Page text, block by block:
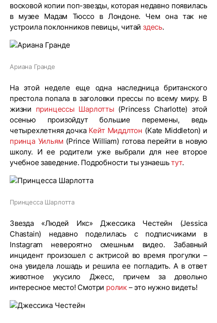
восковой копии поп-звезды, которая недавно появилась
в музее Мадам Тюссо в Лондоне. Чем она так не
устроила поклонников певицы, читай здесь.
Ариана Гранде
На этой неделе еще одна наследница британского
престола попала в заголовки прессы по всему миру. В
жизни принцессы Шарлотты (Princess Charlotte) этой
осенью произойдут большие перемены, ведь
четырехлетняя дочка Кейт Миддлтон (Kate Middleton) и
принца Уильям (Prince William) готова перейти в новую
школу. И ее родители уже выбрали для нее второе
учебное заведение. Подробности ты узнаешьтут.
Принцесса Шарлотта
Звезда «Людей Икс» Джессика Честейн (Jessica
Chastain) недавно поделилась с подписчиками в
Instagram невероятно смешным видео. Забавный
инцидент произошел с актрисой во время прогулки –
она увидела лошадь и решила ее погладить. А в ответ
животное укусило Джесс, причем за довольно
интересное место! Смотри ролик– это нужно видеть!